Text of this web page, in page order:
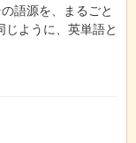
語源を、まるごと
ように、英単語と